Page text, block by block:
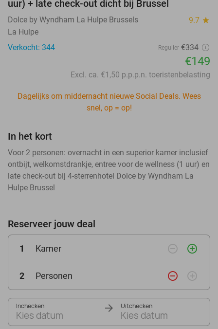
uur) + late check-out dicht bij Brussel
Dolce by Wyndham La Hulpe Brussels 9.7 star
La Hulpe
Verkocht: 344
Regulier €334
€149
Excl. ca. €1,50 p.p.p.n. toeristenbelasting
Dagelijks om middernacht nieuwe Social Deals. Wees
snel, op = op!
In het kort
Voor 2 personen: overnacht in een superior kamer inclusief
ontbijt, welkomstdrankje, entree voor de wellness (1 uur) en
late check-out bij 4-sterrenhotel Dolce by Wyndham La
Hulpe Brussel
Reserveer jouw deal
1 Kamer remove_circle_outline add_circle_outline
2 Personen remove_circle_outline add_circle_outline
Inchecken
Kies datum
Uitchecken
Kies datum